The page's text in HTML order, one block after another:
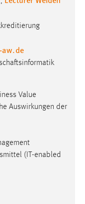
.de
Value
Auswirkungen der
(IT-enabled